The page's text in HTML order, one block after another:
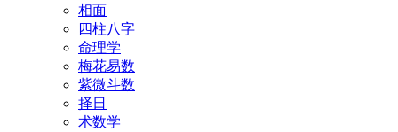
相面
四柱八字
命理学
梅花易数
紫微斗数
择日
术数学